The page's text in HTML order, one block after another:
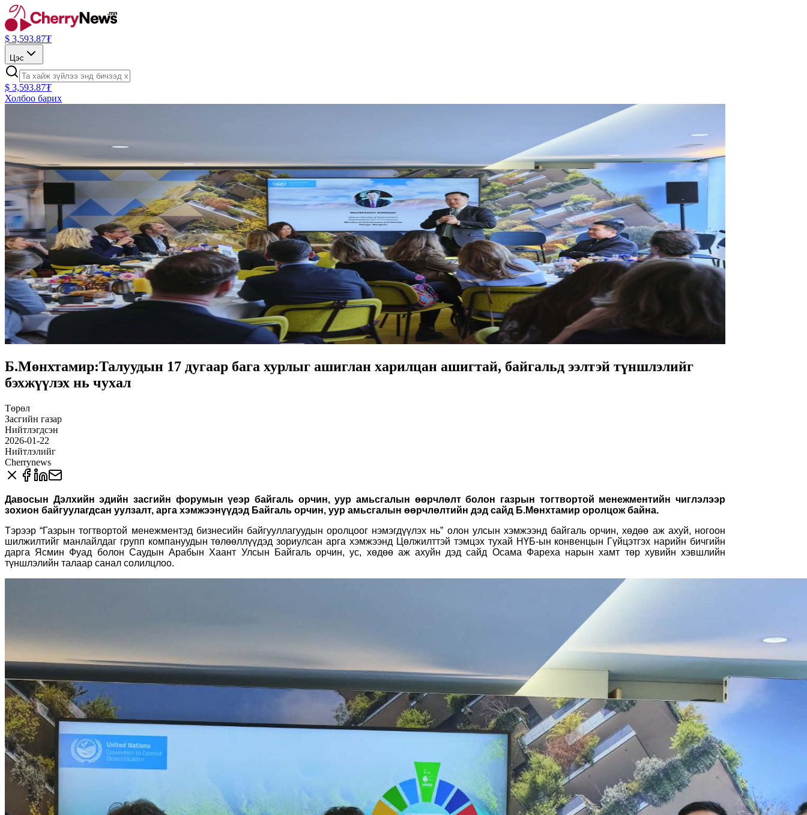
$ 3,593.87₮
Цэс
$ 3,593.87₮
Холбоо барих
Б.Мөнхтамир:Талуудын 17 дугаар бага хурлыг ашиглан харилцан ашигтай, байгальд ээлтэй түншлэлийг
бэхжүүлэх нь чухал
Төрөл
Засгийн газар
Нийтлэгдсэн
2026-01-22
Нийтлэлийг
Cherrynews
Давосын Дэлхийн эдийн засгийн форумын үеэр байгаль орчин, уур амьсгалын өөрчлөлт болон газрын тогтвортой менежментийн чиглэлээр
зохион байгуулагдсан уулзалт, арга хэмжээнүүдэд Байгаль орчин, уур амьсгалын өөрчлөлтийн дэд сайд Б.Мөнхтамир оролцож байна.
Тэрээр “Газрын тогтвортой менежментэд бизнесийн байгууллагуудын оролцоог нэмэгдүүлэх нь” олон улсын хэмжээнд байгаль орчин, хөдөө аж ахуй, ногоон
шилжилтийг манлайлдаг групп компануудын төлөөллүүдэд зориулсан арга хэмжээнд Цөлжилттэй тэмцэх тухай НҮБ-ын конвенцын Гүйцэтгэх нарийн бичгийн
дарга Ясмин Фуад болон Саудын Арабын Хаант Улсын Байгаль орчин, ус, хөдөө аж ахуйн дэд сайд Осама Фареха нарын хамт төр хувийн хэвшлийн
түншлэлийн талаар санал солилцлоо.